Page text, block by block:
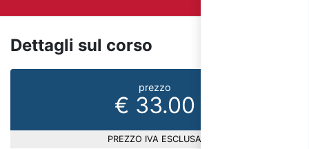
Dettagli sul corso
prezzo
€ 33.00
PREZZO IVA ESCLUSA